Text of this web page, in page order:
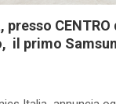
CENTRO
il primo